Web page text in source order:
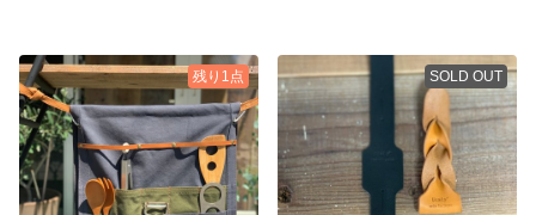
残り1点 SOLD OUT